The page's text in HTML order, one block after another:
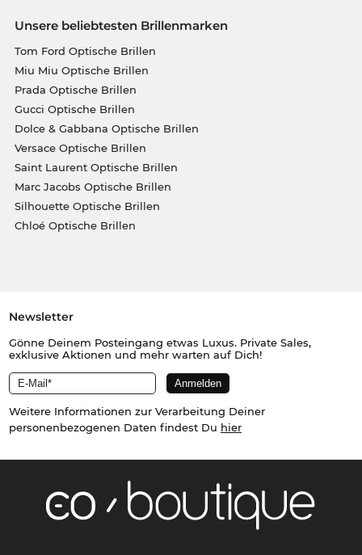
Unsere beliebtesten Brillenmarken
Tom Ford Optische Brillen
Miu Miu Optische Brillen
Prada Optische Brillen
Gucci Optische Brillen
Dolce & Gabbana Optische Brillen
Versace Optische Brillen
Saint Laurent Optische Brillen
Marc Jacobs Optische Brillen
Silhouette Optische Brillen
Chloé Optische Brillen
Newsletter
Gönne Deinem Posteingang etwas Luxus. Private Sales,
exklusive Aktionen und mehr warten auf Dich!
Weitere Informationen zur Verarbeitung Deiner
personenbezogenen Daten findest Du hier